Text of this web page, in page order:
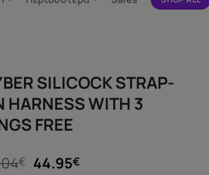
SILICOCK STRAP-
HARNESS WITH 3
FREE
€ Original
44.95€Η